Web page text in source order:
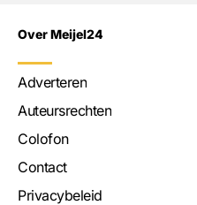
Over Meijel24
Adverteren
Auteursrechten
Colofon
Contact
Privacybeleid